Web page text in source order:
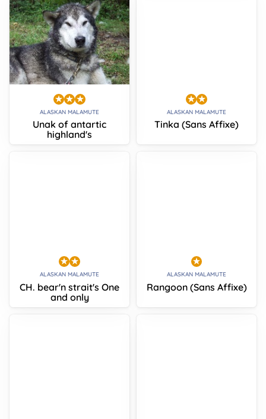
ALASKAN MALAMUTE
Unak of antartic
highland's
ALASKAN MALAMUTE
Tinka (Sans Affixe)
ALASKAN MALAMUTE
CH. bear'n strait's One
and only
ALASKAN MALAMUTE
Rangoon (Sans Affixe)